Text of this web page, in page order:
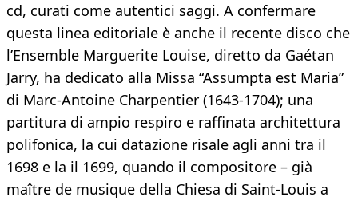
cd, curati come autentici saggi. A confermare
questa linea editoriale è anche il recente disco che
l’Ensemble Marguerite Louise, diretto da Gaétan
Jarry, ha dedicato alla Missa “Assumpta est Maria”
di Marc-Antoine Charpentier (1643-1704); una
partitura di ampio respiro e raffinata architettura
polifonica, la cui datazione risale agli anni tra il
1698 e la il 1699, quando il compositore – già
maître de musique della Chiesa di Saint-Louis a